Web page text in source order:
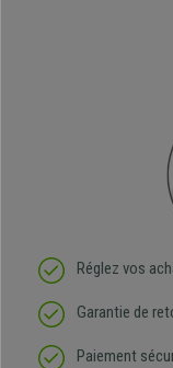
Réglez vos
Garantie de
Paiement